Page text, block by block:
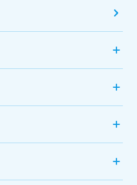
ングサービス「いっちゃ